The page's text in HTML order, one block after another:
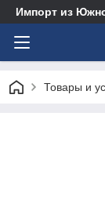
Импорт из
Товары и